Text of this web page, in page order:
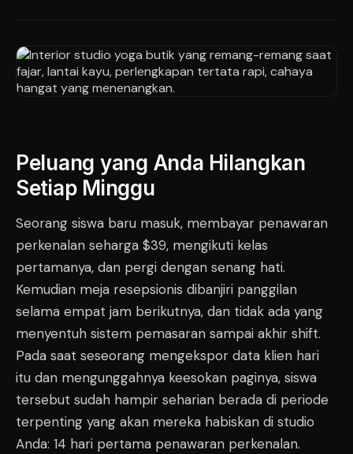
Peluang yang Anda Hilangkan
Setiap Minggu
Seorang siswa baru masuk, membayar penawaran
perkenalan seharga $39, mengikuti kelas
pertamanya, dan pergi dengan senang hati.
Kemudian meja resepsionis dibanjiri panggilan
selama empat jam berikutnya, dan tidak ada yang
menyentuh sistem pemasaran sampai akhir shift.
Pada saat seseorang mengekspor data klien hari
itu dan mengunggahnya keesokan paginya, siswa
tersebut sudah hampir seharian berada di periode
terpenting yang akan mereka habiskan di studio
Anda: 14 hari pertama penawaran perkenalan.